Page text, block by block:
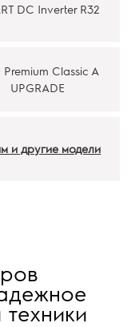
DC Inverter R32
Premium Classic A
UPGRADE
и другие модели